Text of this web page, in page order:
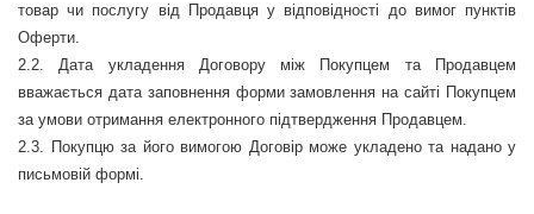
товар чи послугу від Продавця у відповідності до вимог пунктів
Оферти.
2.2. Дата укладення Договору між Покупцем та Продавцем
вважається дата заповнення форми замовлення на сайті Покупцем
за умови отримання електронного підтвердження Продавцем.
2.3. Покупцю за його вимогою Договір може укладено та надано у
письмовій формі.